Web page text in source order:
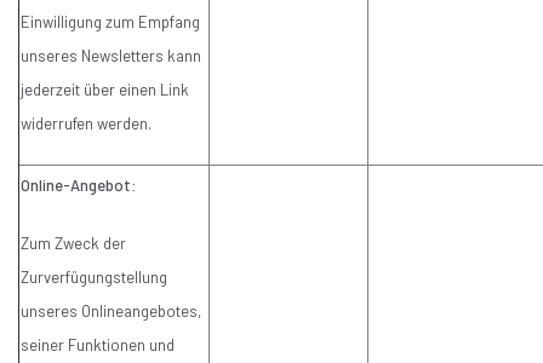
Einwilligung zum Empfang
unseres Newsletters kann
jederzeit über einen Link
widerrufen werden.
Online-Angebot:
Zum Zweck der
Zurverfügungstellung
unseres Onlineangebotes,
seiner Funktionen und